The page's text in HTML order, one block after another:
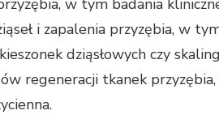
w tym badania
i zapalenia przyzębia, w
dziąsłowych czy
regeneracji tkanek